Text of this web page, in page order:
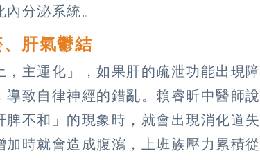
分泌系統。
肝氣鬱結
主運化」，如果肝的疏泄功能出現障
致自律神經的錯亂。賴睿昕中醫師說
不和」的現象時，就會出現消化道失
時就會造成腹瀉，上班族壓力累積從